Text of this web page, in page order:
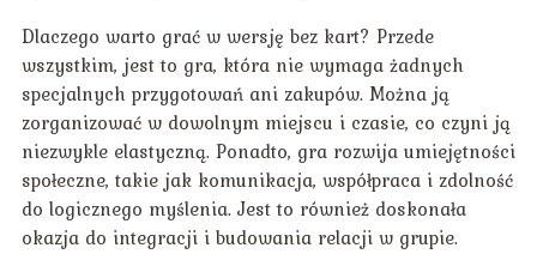
Dlaczego warto grać w wersję bez kart? Przede
wszystkim, jest to gra, która nie wymaga żadnych
specjalnych przygotowań ani zakupów. Można ją
zorganizować w dowolnym miejscu i czasie, co czyni ją
niezwykle elastyczną. Ponadto, gra rozwija umiejętności
społeczne, takie jak komunikacja, współpraca i zdolność
do logicznego myślenia. Jest to również doskonała
okazja do integracji i budowania relacji w grupie.